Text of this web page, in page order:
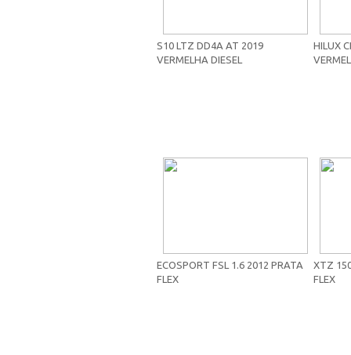
S10 LTZ DD4A AT 2019
VERMELHA DIESEL
HILUX
ECOSPORT FSL 1.6 2012 PRATA
FLEX
XTZ
FLEX